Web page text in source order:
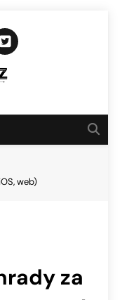
web)
za